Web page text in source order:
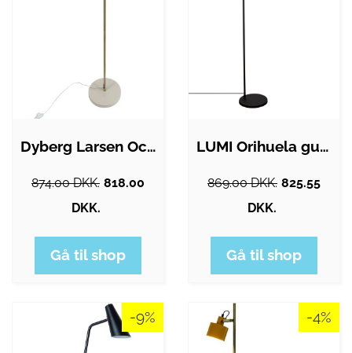
Dyberg Larsen Ocean gulvlampe, beige
874.00 DKK. 818.00
DKK.
Gå til shop
LUMI Orihuela gulvlampe - guldfarvet og…
869.00 DKK. 825.55
DKK.
Gå til shop
-9% -4%